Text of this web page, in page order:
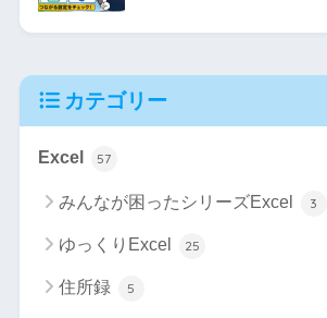
カテゴリー
Excel 57
みんなが困ったシリーズExcel 3
ゆっくりExcel 25
住所録 5